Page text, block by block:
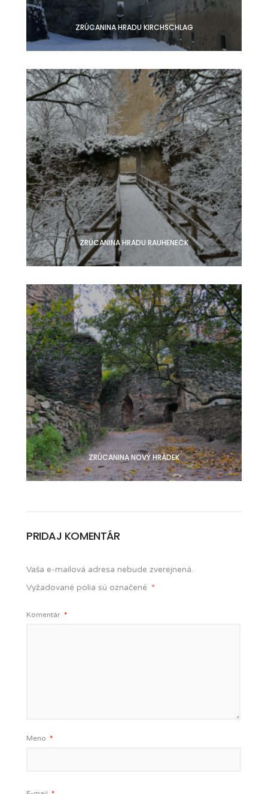
ZRÚCANINA HRADU KIRCHSCHLAG
ZRÚCANINA HRADU RAUHENECK
ZRÚCANINA NOVÝ HRÁDEK
PRIDAJ KOMENTÁR
Vaša e-mailová adresa nebude zverejnená.
Vyžadované polia sú označené *
Komentár *
Meno *